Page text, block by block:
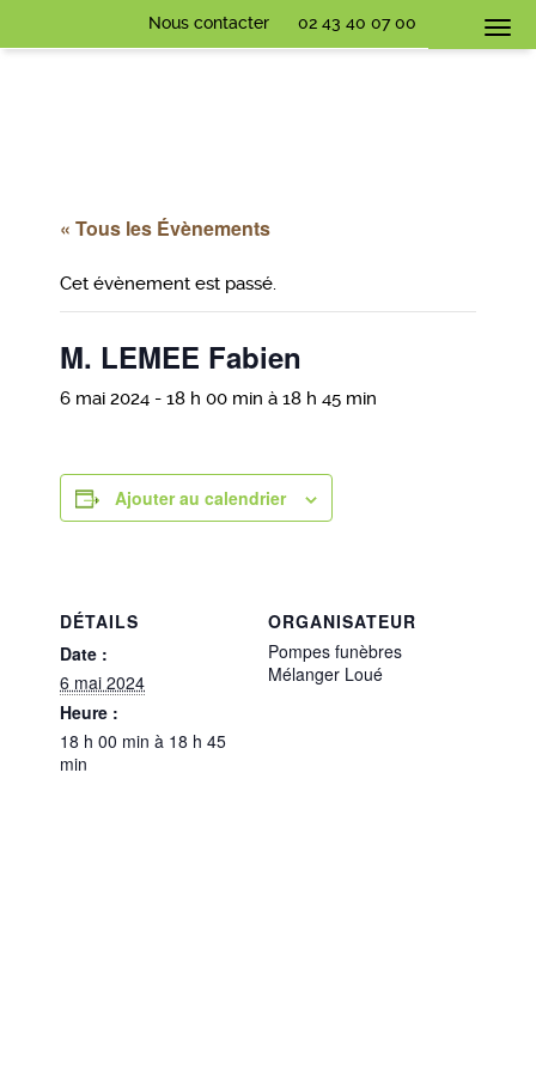
Nous contacter 02 43 40 07 00
« Tous les Évènements
Cet évènement est passé.
M. LEMEE Fabien
6 mai 2024 - 18 h 00 min à 18 h 45 min
Ajouter au calendrier
DÉTAILS
Date :
6 mai 2024
Heure :
18 h 00 min à 18 h 45
min
ORGANISATEUR
Pompes funèbres
Mélanger Loué